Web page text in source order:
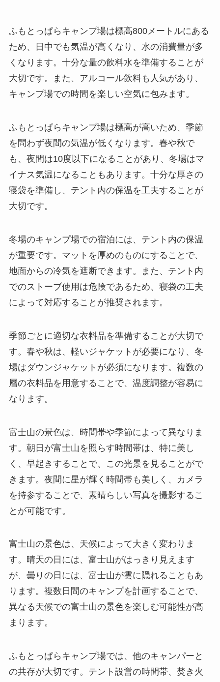
ふもとっぱらキャンプ場は標高800メートルにある
ため、日中でも気温が高くなり、水の消費量が多
くなります。十分な量の飲料水を準備することが
大切です。また、アルコール飲料も人気があり、
キャンプ場での時間を楽しい空気に包みます。
ふもとっぱらキャンプ場は標高が高いため、季節
を問わず夜間の気温が低くなります。春や秋で
も、夜間は10度以下になることがあり、冬場はマ
イナス気温になることもあります。十分な厚さの
寝袋を準備し、テント内の保温を工夫することが
大切です。
冬場のキャンプ場での宿泊には、テント内の保温
が重要です。マットを厚めのものにすることで、
地面からの冷気を遮断できます。また、テント内
でのストーブ使用は危険であるため、寝袋の工夫
によって対応することが推奨されます。
季節ごとに適切な衣料品を準備することが大切で
す。春や秋は、軽いジャケットが必要になり、冬
場はダウンジャケットが必須になります。複数の
層の衣料品を用意することで、温度調整が容易に
なります。
富士山の景色は、時間帯や季節によって異なりま
す。朝日が富士山を照らす時間帯は、特に美し
く、早起きすることで、この光景を見ることがで
きます。夜間に星が輝く時間帯も美しく、カメラ
を持参することで、素晴らしい写真を撮影するこ
とが可能です。
富士山の景色は、天候によって大きく変わりま
す。晴天の日には、富士山がはっきり見えます
が、曇りの日には、富士山が雲に隠れることもあ
ります。複数日間のキャンプを計画することで、
異なる天候での富士山の景色を楽しむ可能性が高
まります。
ふもとっぱらキャンプ場では、他のキャンパーと
の共存が大切です。テント設営の時間帯、焚き火